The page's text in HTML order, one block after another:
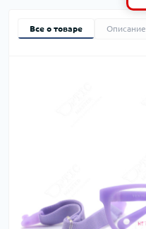
Все о товаре Описание